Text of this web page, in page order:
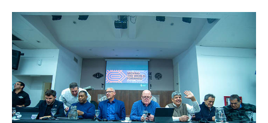
Novedades
Noticias Fiscalización
Buscar
Secretarías